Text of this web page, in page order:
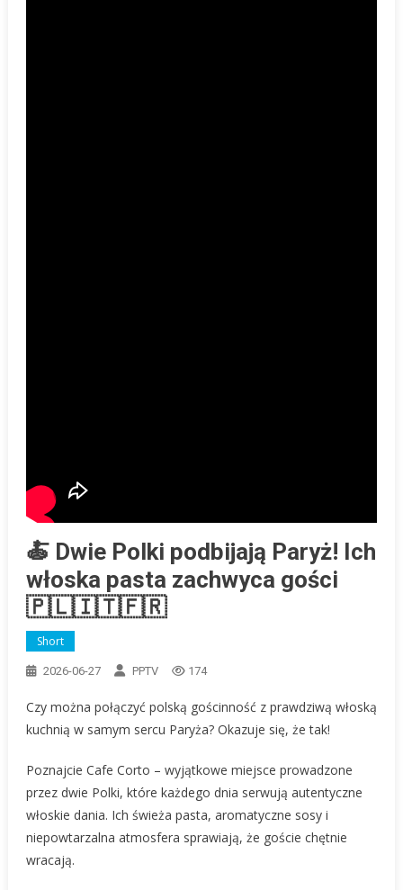
🍝 Dwie Polki podbijają Paryż! Ich
włoska pasta zachwyca gości
🇵🇱🇮🇹🇫🇷
Short
2026-06-27 PPTV 174
Czy można połączyć polską gościnność z prawdziwą włoską
kuchnią w samym sercu Paryża? Okazuje się, że tak!
Poznajcie Cafe Corto – wyjątkowe miejsce prowadzone
przez dwie Polki, które każdego dnia serwują autentyczne
włoskie dania. Ich świeża pasta, aromatyczne sosy i
niepowtarzalna atmosfera sprawiają, że goście chętnie
wracają.